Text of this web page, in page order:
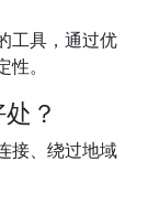
工具，通过优
。
？
接、绕过地域